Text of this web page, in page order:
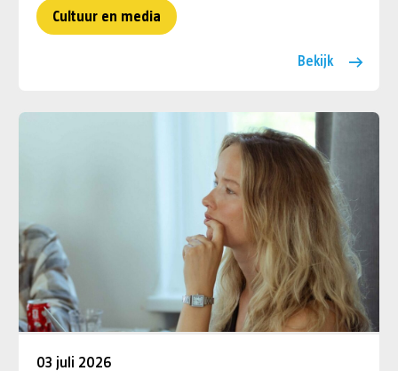
Cultuur en media
Bekijk
03 juli 2026